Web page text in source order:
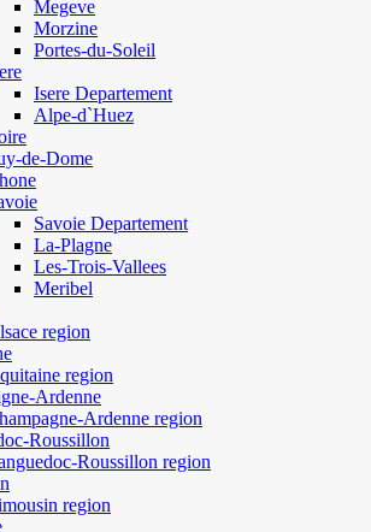
Megeve
Morzine
Portes-du-Soleil
Isere Departement
Alpe-d`Huez
de-Dome
Savoie Departement
La-Plagne
Les-Trois-Vallees
Meribel
region
region
Ardenne
Ardenne region
Roussillon
Roussillon region
region